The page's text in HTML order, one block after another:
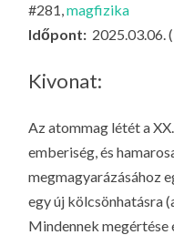
#281,magfizika
Időpont: 2025.03.06.
Kivonat:
Az atommag létét a
emberiség, és
megmagyarázásához
egy új kölcsönhatásra
Mindennek megértése